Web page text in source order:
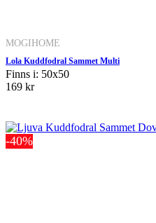
MOGIHOME
Lola Kuddfodral Sammet Multi
Finns i: 50x50
169 kr
-40%